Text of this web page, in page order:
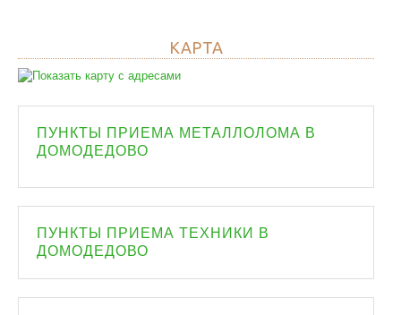
КАРТА
ПУНКТЫ ПРИЕМА МЕТАЛЛОЛОМА В
ДОМОДЕДОВО
ПУНКТЫ ПРИЕМА ТЕХНИКИ В
ДОМОДЕДОВО